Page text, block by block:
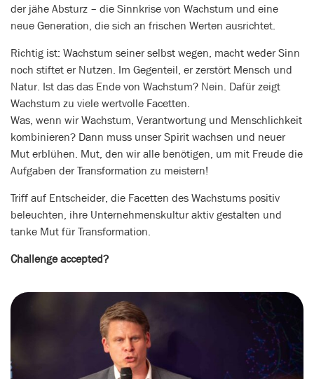
der jähe Absturz – die Sinnkrise von Wachstum und eine
neue Generation, die sich an frischen Werten ausrichtet.
Richtig ist: Wachstum seiner selbst wegen, macht weder Sinn
noch stiftet er Nutzen. Im Gegenteil, er zerstört Mensch und
Natur. Ist das das Ende von Wachstum? Nein. Dafür zeigt
Wachstum zu viele wertvolle Facetten.
Was, wenn wir Wachstum, Verantwortung und Menschlichkeit
kombinieren? Dann muss unser Spirit wachsen und neuer
Mut erblühen. Mut, den wir alle benötigen, um mit Freude die
Aufgaben der Transformation zu meistern!
Triff auf Entscheider, die Facetten des Wachstums positiv
beleuchten, ihre Unternehmenskultur aktiv gestalten und
tanke Mut für Transformation.
Challenge accepted?